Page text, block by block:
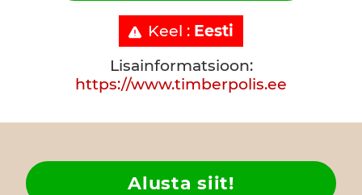
Keel : Eesti
Lisainformatsioon:
https://www.timberpolis.ee
Alusta siit!